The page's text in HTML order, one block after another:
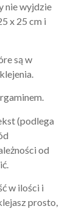
nie wyjdzie
x 25 cm i
są w
(podlega
od
w ilości i
prosto,